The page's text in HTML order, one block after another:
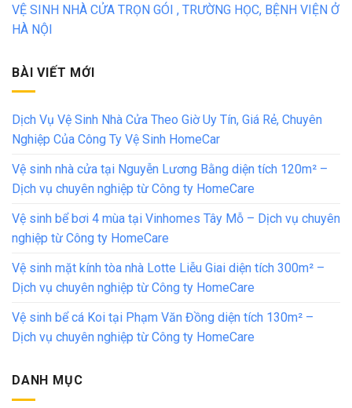
VỆ SINH NHÀ CỬA TRỌN GÓI , TRƯỜNG HỌC, BỆNH VIỆN Ở
HÀ NỘI
BÀI VIẾT MỚI
Dịch Vụ Vệ Sinh Nhà Cửa Theo Giờ Uy Tín, Giá Rẻ, Chuyên
Nghiệp Của Công Ty Vệ Sinh HomeCar
Vệ sinh nhà cửa tại Nguyễn Lương Bằng diện tích 120m² –
Dịch vụ chuyên nghiệp từ Công ty HomeCare
Vệ sinh bể bơi 4 mùa tại Vinhomes Tây Mỗ – Dịch vụ chuyên
nghiệp từ Công ty HomeCare
Vệ sinh mặt kính tòa nhà Lotte Liễu Giai diện tích 300m² –
Dịch vụ chuyên nghiệp từ Công ty HomeCare
Vệ sinh bể cá Koi tại Phạm Văn Đồng diện tích 130m² –
Dịch vụ chuyên nghiệp từ Công ty HomeCare
DANH MỤC